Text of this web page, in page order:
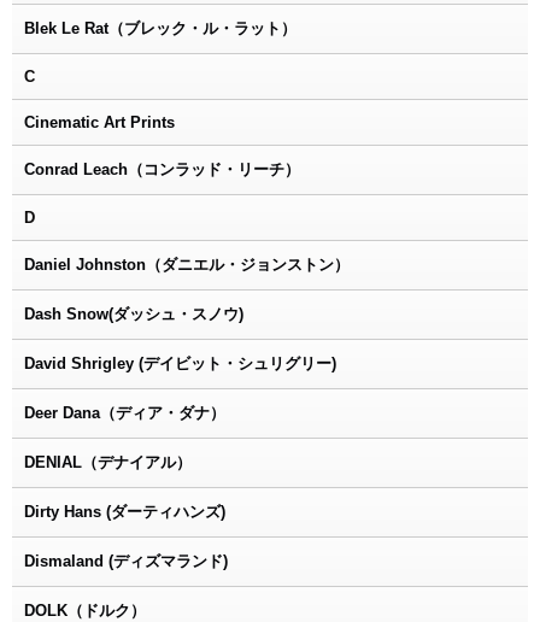
Blek Le Rat（ブレック・ル・ラット）
C
Cinematic Art Prints
Conrad Leach（コンラッド・リーチ）
D
Daniel Johnston（ダニエル・ジョンストン）
Dash Snow(ダッシュ・スノウ)
David Shrigley (デイビット・シュリグリー)
Deer Dana（ディア・ダナ）
DENIAL（デナイアル）
Dirty Hans (ダーティハンズ)
Dismaland (ディズマランド)
DOLK（ドルク）